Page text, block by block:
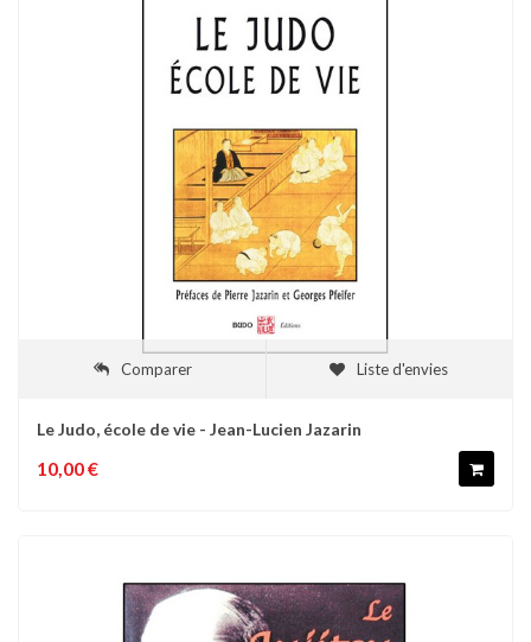
Comparer Liste d'envies
Le Judo, école de vie - Jean-Lucien Jazarin
10,00 €